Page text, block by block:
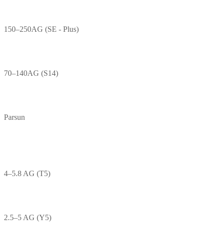
150–250AG (SE - Plus)
70–140AG (S14)
Parsun
4–5.8 AG (T5)
2.5–5 AG (Y5)